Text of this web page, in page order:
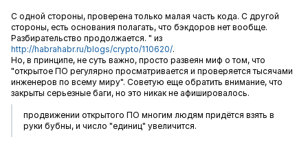
С одной стороны, проверена только малая часть кода. С другой
стороны, есть основания полагать, что бэкдоров нет вообще.
Разбирательство продолжается. " из
http://habrahabr.ru/blogs/crypto/110620/.
Но, в принципе, не суть важно, просто развеян миф о том, что
"открытое ПО регулярно просматривается и проверяется тысячами
инженеров по всему миру". Советую еще обратить внимание, что
закрыты серьезные баги, но это никак не афишировалось.
продвижении открытого ПО многим людям придётся взять в
руки бубны, и число "единиц" увеличится.